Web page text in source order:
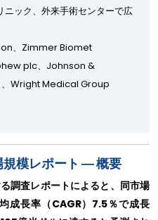
ニック、外来手術センターで広
、Zimmer Biomet
plc、Johnson &
Wright Medical Group
模レポート ― 概要
調査レポートによると、同市場
成長率（CAGR）7.5％で成長